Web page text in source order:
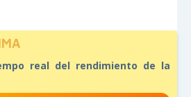
real del rendimiento de la